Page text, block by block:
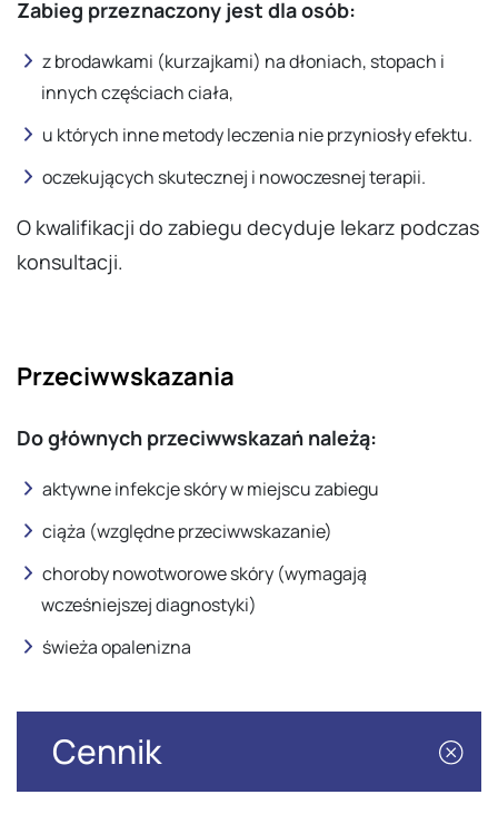
Zabieg przeznaczony jest dla osób:
z brodawkami (kurzajkami) na dłoniach, stopach i
innych częściach ciała,
u których inne metody leczenia nie przyniosły efektu.
oczekujących skutecznej i nowoczesnej terapii.
O kwalifikacji do zabiegu decyduje lekarz podczas
konsultacji.
Przeciwwskazania
Do głównych przeciwwskazań należą:
aktywne infekcje skóry w miejscu zabiegu
ciąża (względne przeciwwskazanie)
choroby nowotworowe skóry (wymagają
wcześniejszej diagnostyki)
świeża opalenizna
Cennik